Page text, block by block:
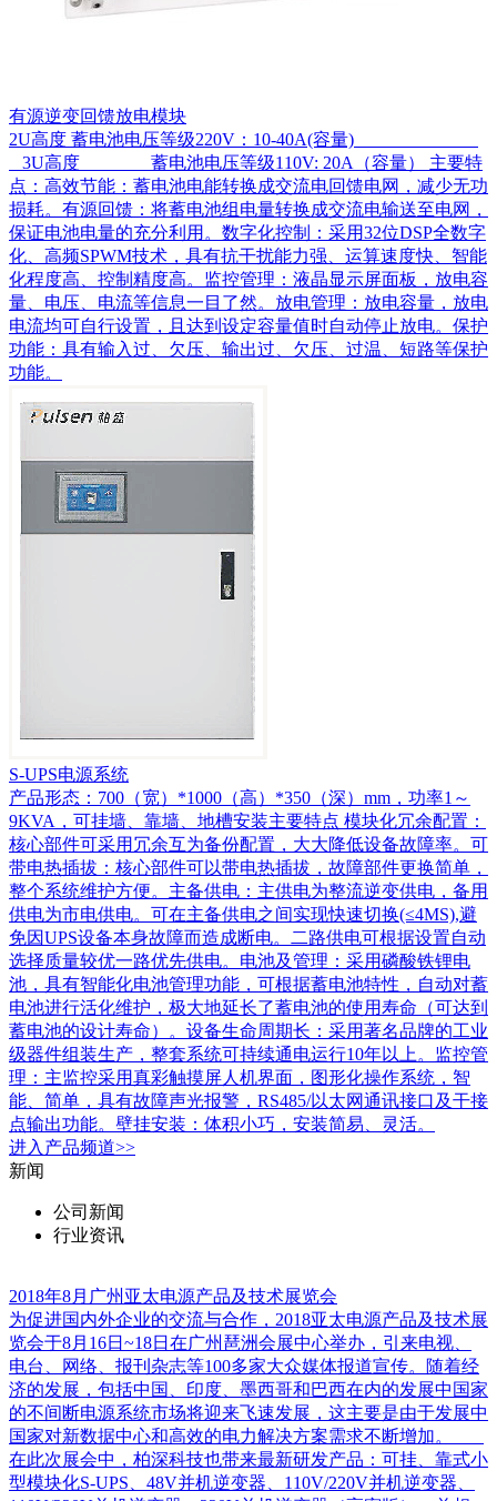
有源逆变回馈放电模块
2U高度 蓄电池电压等级220V：10-40A(容量)
3U高度 蓄电池电压等级110V: 20A（容量） 主要特
点：高效节能：蓄电池电能转换成交流电回馈电网，减少无功
损耗。有源回馈：将蓄电池组电量转换成交流电输送至电网，
保证电池电量的充分利用。数字化控制：采用32位DSP全数字
化、高频SPWM技术，具有抗干扰能力强、运算速度快、智能
化程度高、控制精度高。监控管理：液晶显示屏面板，放电容
量、电压、电流等信息一目了然。放电管理：放电容量，放电
电流均可自行设置，且达到设定容量值时自动停止放电。保护
功能：具有输入过、欠压、输出过、欠压、过温、短路等保护
功能。
S-UPS电源系统
产品形态：700（宽）*1000（高）*350（深）mm，功率1～
9KVA，可挂墙、靠墙、地槽安装主要特点 模块化冗余配置：
核心部件可采用冗余互为备份配置，大大降低设备故障率。可
带电热插拔：核心部件可以带电热插拔，故障部件更换简单，
整个系统维护方便。主备供电：主供电为整流逆变供电，备用
供电为市电供电。可在主备供电之间实现快速切换(≤4MS),避
免因UPS设备本身故障而造成断电。二路供电可根据设置自动
选择质量较优一路优先供电。电池及管理：采用磷酸铁锂电
池，具有智能化电池管理功能，可根据蓄电池特性，自动对蓄
电池进行活化维护，极大地延长了蓄电池的使用寿命（可达到
蓄电池的设计寿命）。设备生命周期长：采用著名品牌的工业
级器件组装生产，整套系统可持续通电运行10年以上。监控管
理：主监控采用真彩触摸屏人机界面，图形化操作系统，智
能、简单，具有故障声光报警，RS485/以太网通讯接口及干接
点输出功能。壁挂安装：体积小巧，安装简易、灵活。
进入 产品频道>>
新闻
公司新闻
行业资讯
2018年8月广州亚太电源产品及技术展览会
为促进国内外企业的交流与合作，2018亚太电源产品及技术展
览会于8月16日~18日在广州琶洲会展中心举办，引来电视、
电台、网络、报刊杂志等100多家大众媒体报道宣传。随着经
济的发展，包括中国、印度、墨西哥和巴西在内的发展中国家
的不间断电源系统市场将迎来飞速发展，这主要是由于发展中
国家对新数据中心和高效的电力解决方案需求不断增加。
在此次展会中，柏深科技也带来最新研发产品：可挂、靠式小
型模块化S-UPS、48V并机逆变器、110V/220V并机逆变器、